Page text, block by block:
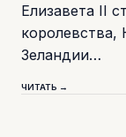
Елизавета II
Зеландии…
ЧИТАТЬ →